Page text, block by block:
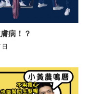
病！？
日